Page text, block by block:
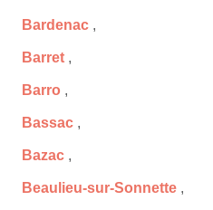
Bardenac ,
Barret ,
Barro ,
Bassac ,
Bazac ,
Beaulieu-sur-Sonnette ,